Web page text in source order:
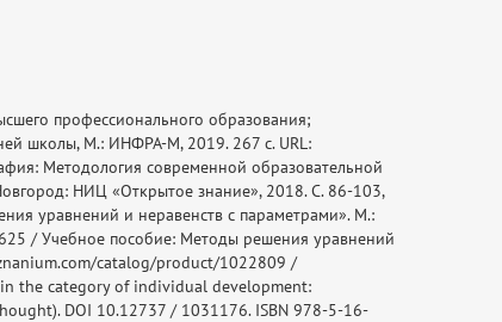
профессионального образования;
школы, М.: ИНФРА-М, 2019. 267 с. URL:
Методология современной образовательной
НИЦ «Открытое знание», 2018. С. 86-103,
уравнений и неравенств с параметрами». М.:
/ Учебное пособие: Методы решения уравнений
catalog/product/1022809 /
the category of individual development:
DOI 10.12737 / 1031176. ISBN 978-5-16-